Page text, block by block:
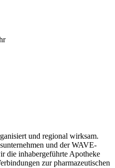
und regional wirksam.
und der WAVE-
die inhabergeführte Apotheke
zur pharmazeutischen